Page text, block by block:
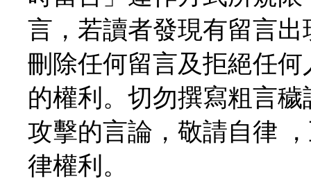
言，若讀者發現有留言
刪除任何留言及拒絕任
的權利。切勿撰寫粗言
攻擊的言論，敬請自律
律權利。